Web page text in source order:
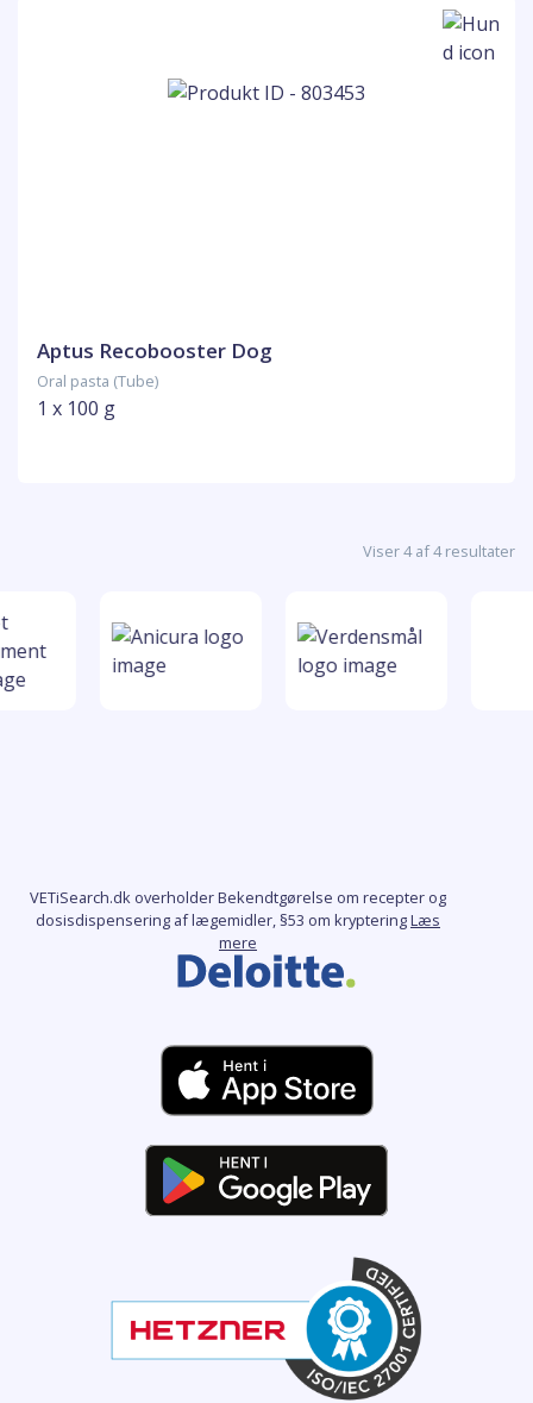
Aptus Recobooster Dog
Oral pasta (Tube)
1 x 100 g
Viser 4 af 4 resultater
VETiSearch.dk overholder Bekendtgørelse om recepter og
dosisdispensering af lægemidler, §53 om krypteringLæs
mere